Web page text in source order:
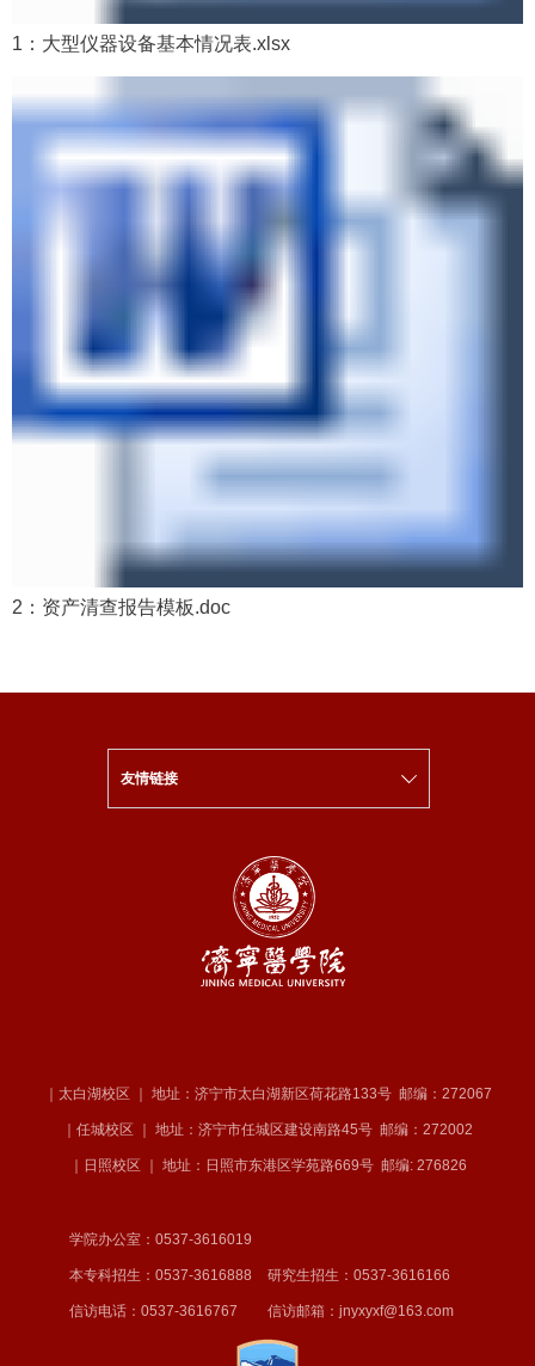
1：大型仪器设备基本情况表.xlsx
2：资产清查报告模板.doc
友情链接
｜太白湖校区 ｜ 地址：济宁市太白湖新区荷花路133号 邮编：272067
｜任城校区 ｜ 地址：济宁市任城区建设南路45号 邮编：272002
｜日照校区 ｜ 地址：日照市东港区学苑路669号 邮编: 276826
学院办公室：0537-3616019
本专科招生：0537-3616888 研究生招生：0537-3616166
信访电话：0537-3616767 信访邮箱：jnyxyxf@163.com